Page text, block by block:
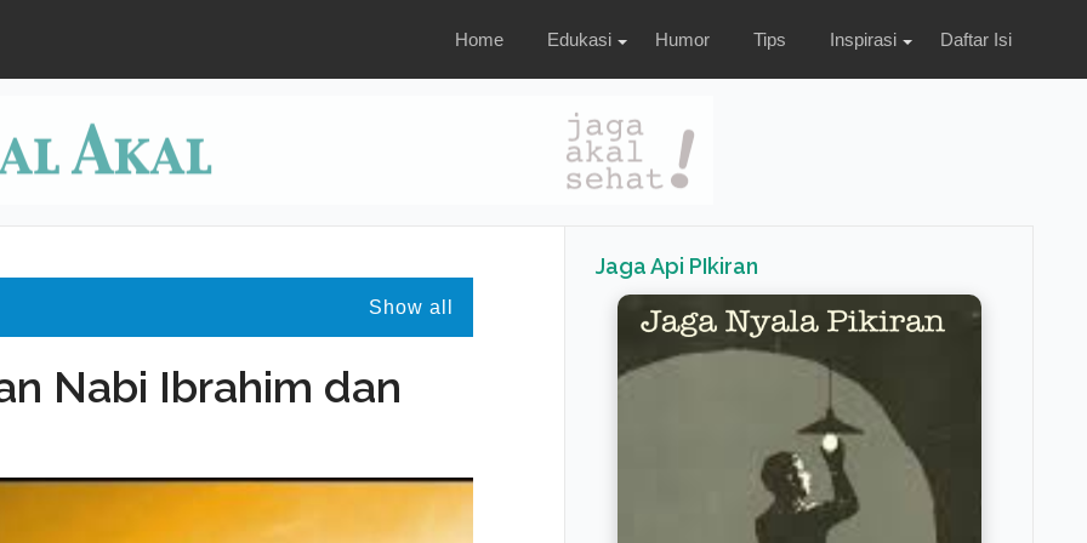
Home Edukasi Humor Tips Inspirasi Daftar Isi
Show all
Nabi Ibrahim dan
Jaga Api PIkiran